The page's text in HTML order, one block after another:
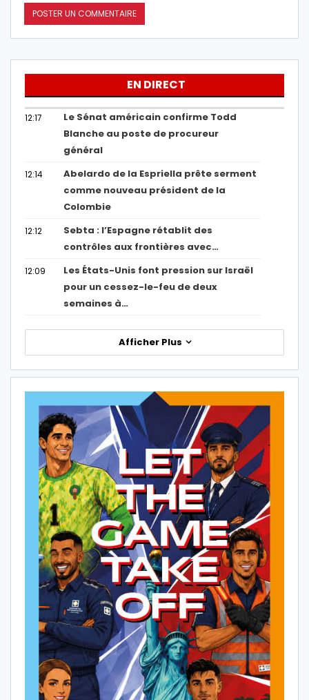
EN DIRECT
12:17
Le Sénat américain confirme Todd
Blanche au poste de procureur
général
12:14
Abelardo de la Espriella prête serment
comme nouveau président de la
Colombie
12:12
Sebta : l’Espagne rétablit des
contrôles aux frontières avec…
12:09
Les États-Unis font pression sur Israël
pour un cessez-le-feu de deux
semaines à…
Afficher Plus